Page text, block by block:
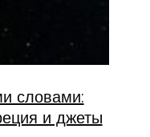
словами:
и джеты